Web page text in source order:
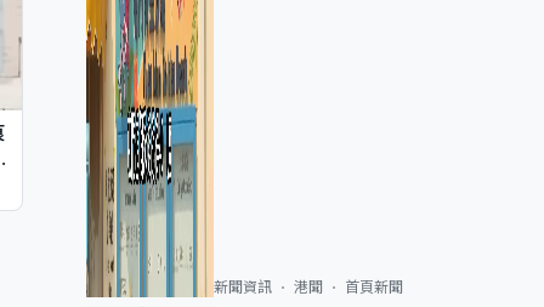
新聞資訊 港聞 首頁新聞